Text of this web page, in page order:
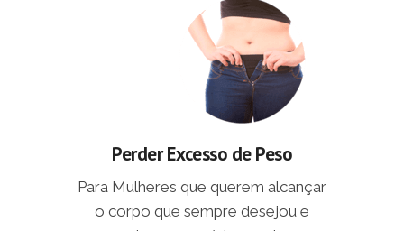
Perder Excesso de Peso
Para Mulheres que querem alcançar
o corpo que sempre desejou e